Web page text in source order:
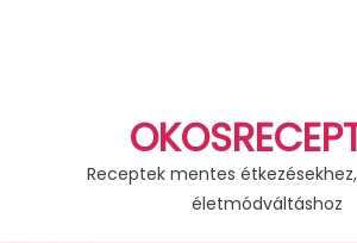
Receptek mentes
életmódváltáshoz